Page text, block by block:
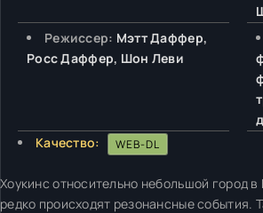
Режиссер: Мэтт Даффер,
Росс Даффер, Шон Леви
Качество:
WEB-DL
Хоукинс относительно небольшой город
редко происходят резонансные события.